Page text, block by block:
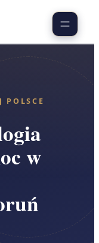
POLSCE
w